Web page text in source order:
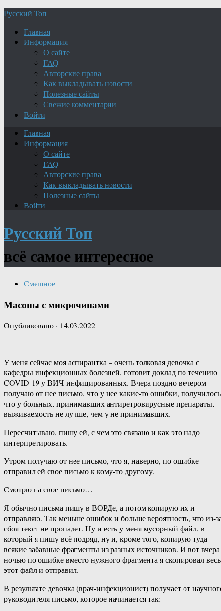
Русский Топ
Главная
Информация
О сайте
FAQ
Авторские права
Как выкладывать новости
Полезные сайты
Свежие комментарии
Войти
Главная
Информация
О сайте
FAQ
Авторские права
Как выкладывать новости
Полезные сайты
Войти
Русский Топ
всё самое интересное
Смешное
Масоны с микрочипами
Опубликовано · 14.03.2022
У меня сейчас моя аспирантка – очень толковая девочка с
кафедры инфекционных болезней, готовит доклад по течению
COVID-19 у ВИЧ-инфицированных. Вчера поздно вечером
получаю от нее письмо, что у нее какие-то ошибки,
что у больных, принимавших антиретровирусные препараты,
выживаемость не лучше, чем у не принимавших.
Пересчитываю, пишу ей, с чем это связано и как это надо
интерпретировать.
Утром получаю от нее письмо, что я, наверно, по ошибке
отправил ей свое письмо к кому-то другому.
Смотрю на свое письмо…
Я обычно письма пишу в ВОРДе, а потом копирую их и
отправляю. Так меньше ошибок и больше вероятность, что из-
сбоя текст не пропадет. Ну и есть у меня мусорный файл, в
который я пишу всё подряд, ну и, кроме того, копирую туда
всякие забавные фрагменты из разных источников. И вот вчера
ночью по ошибке вместо нужного фрагмента я скопировал весь
этот файл и отправил.
В результате девочка (врач-инфекционист) получает от
руководителя письмо, которое начинается так: